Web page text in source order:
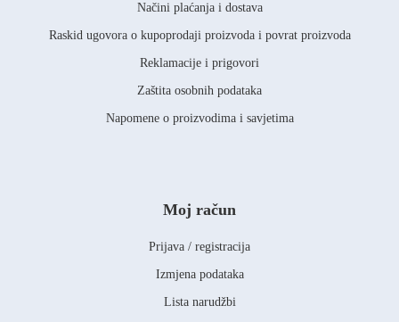
Načini plaćanja i dostava
Raskid ugovora o kupoprodaji proizvoda i povrat proizvoda
Reklamacije i prigovori
Zaštita osobnih podataka
Napomene o proizvodima i savjetima
Moj račun
Prijava / registracija
Izmjena podataka
Lista narudžbi